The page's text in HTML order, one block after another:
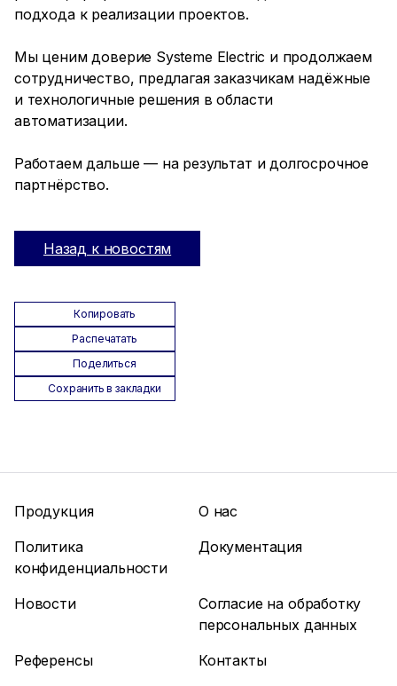
подхода к реализации проектов.
Мы ценим доверие Systeme Electric и продолжаем
сотрудничество, предлагая заказчикам надёжные
и технологичные решения в области
автоматизации.
Работаем дальше — на результат и долгосрочное
партнёрство.
Назад к новостям
Копировать
Распечатать
Поделиться
Сохранить в закладки
Продукция
О нас
Политика
конфиденциальности
Документация
Новости
Согласие на обработку
персональных данных
Референсы
Контакты